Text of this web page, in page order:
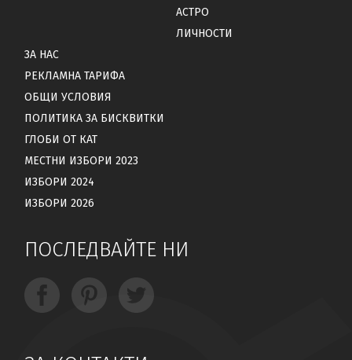
АСТРО
ЛИЧНОСТИ
ЗА НАС
РЕКЛАМНА ТАРИФА
ОБЩИ УСЛОВИЯ
ПОЛИТИКА ЗА БИСКВИТКИ
ГЛОБИ ОТ КАТ
МЕСТНИ ИЗБОРИ 2023
ИЗБОРИ 2024
ИЗБОРИ 2026
ПОСЛЕДВАЙТЕ НИ